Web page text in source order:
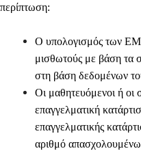
περίπτωση:
Ο υπολογισμός των ΕΜΕ
μισθωτούς με βάση τα
στη βάση δεδομένων
Οι μαθητευόμενοι ή οι
επαγγελματική
επαγγελματικής
αριθμό